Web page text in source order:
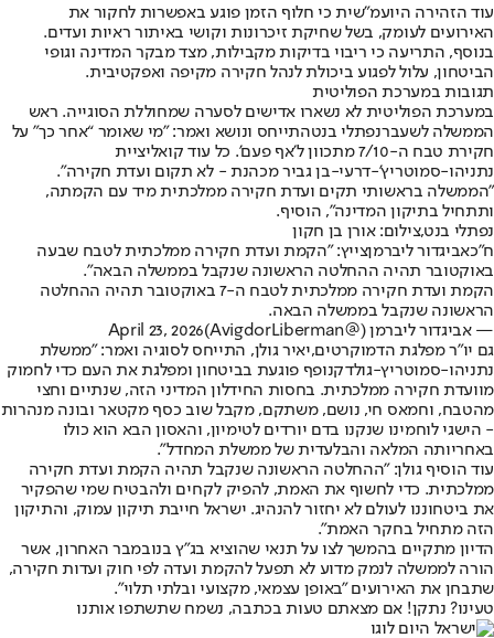
עוד הזהירה היועמ"שית כי חלוף הזמן פוגע באפשרות לחקור את
האירועים לעומק, בשל שחיקת זיכרונות וקושי באיתור ראיות ועדים.
בנוסף, התריעה כי ריבוי בדיקות מקבילות, מצד מבקר המדינה וגופי
הביטחון, עלול לפגוע ביכולת לנהל חקירה מקיפה ואפקטיבית.
תגובות במערכת הפוליטית
במערכת הפוליטית לא נשארו אדישים לסערה שמחוללת הסוגייה. ראש
הממשלה לשעברנפתלי בנטהתייחס ונושא ואמר: "מי שאומר “אחר כך” על
חקירת טבח ה-7/10 מתכוון ל'אף פעם'. כל עוד קואליציית
נתניהו-סמוטריץ'-דרעי-בן גביר מכהנת - לא תקום ועדת חקירה".
"הממשלה בראשותי תקים ועדת חקירה ממלכתית מיד עם הקמתה,
ותתחיל בתיקון המדינה", הוסיף.
נפתלי בנט,צילום: אורן בן חקון
ח"כאביגדור ליברמןצייץ: "הקמת ועדת חקירה ממלכתית לטבח שבעה
באוקטובר תהיה ההחלטה הראשונה שנקבל בממשלה הבאה".
הקמת ועדת חקירה ממלכתית לטבח ה-7 באוקטובר תהיה ההחלטה
הראשונה שנקבל בממשלה הבאה.
— אביגדור ליברמן (@AvigdorLiberman)
April 23, 2026
גם יו"ר מפלגת הדמוקרטים,יאיר גולן, התייחס לסוגיה ואמר: "ממשלת
נתניהו-סמוטריץ-גולדקנופף פוגעת בביטחון ומפלגת את העם כדי לחמוק
מוועדת חקירה ממלכתית. בחסות החידלון המדיני הזה, שנתיים וחצי
מהטבח, וחמאס חי, נושם, משתקם, מקבל שוב כסף מקטאר ובונה מנהרות
- הישגי לוחמינו שנקנו בדם יורדים לטימיון, והאסון הבא הוא כולו
באחריותה המלאה והבלעדית של ממשלת המחדל".
עוד הוסיף גולן: "ההחלטה הראשונה שנקבל תהיה הקמת ועדת חקירה
ממלכתית. כדי לחשוף את האמת, להפיק לקחים ולהבטיח שמי שהפקיר
את ביטחוננו לעולם לא יחזור להנהיג. ישראל חייבת תיקון עמוק, והתיקון
הזה מתחיל בחקר האמת".
הדיון מתקיים בהמשך לצו על תנאי שהוציא בג"ץ בנובמבר האחרון, אשר
הורה לממשלה לנמק מדוע לא תפעל להקמת ועדה לפי חוק ועדות חקירה,
שתבחן את האירועים "באופן עצמאי, מקצועי ובלתי תלוי".
טעינו? נתקן! אם מצאתם טעות בכתבה, נשמח שתשתפו אותנו